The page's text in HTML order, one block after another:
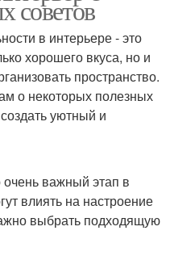
советов
в интерьере - это
хорошего вкуса, но и
пространство.
о некоторых полезных
уютный и
важный этап в
влиять на настроение
выбрать подходящую